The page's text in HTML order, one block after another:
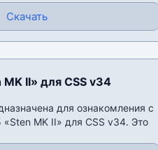
Скачать
II» для CSS v34
для ознакомления с
MK II» для CSS v34. Это